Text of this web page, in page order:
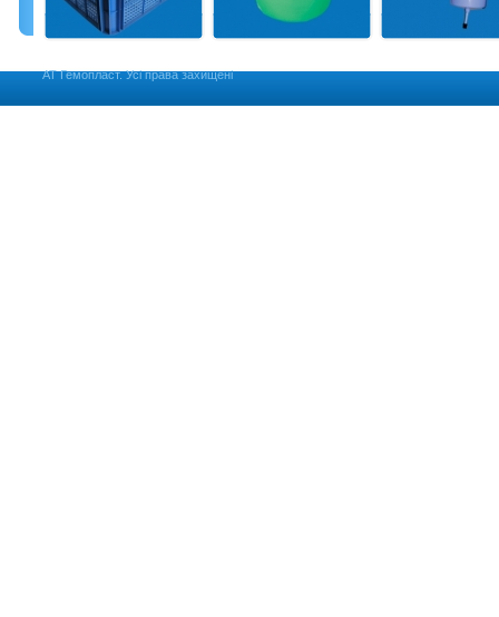
АТ Гемопласт. Усі права захищені